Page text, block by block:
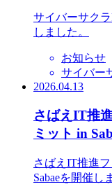
サイバーサク
しました。
お知らせ
サイバー
2026.04.13
さばえIT推
ミット in
さばえIT推進
Sabaeを開催し